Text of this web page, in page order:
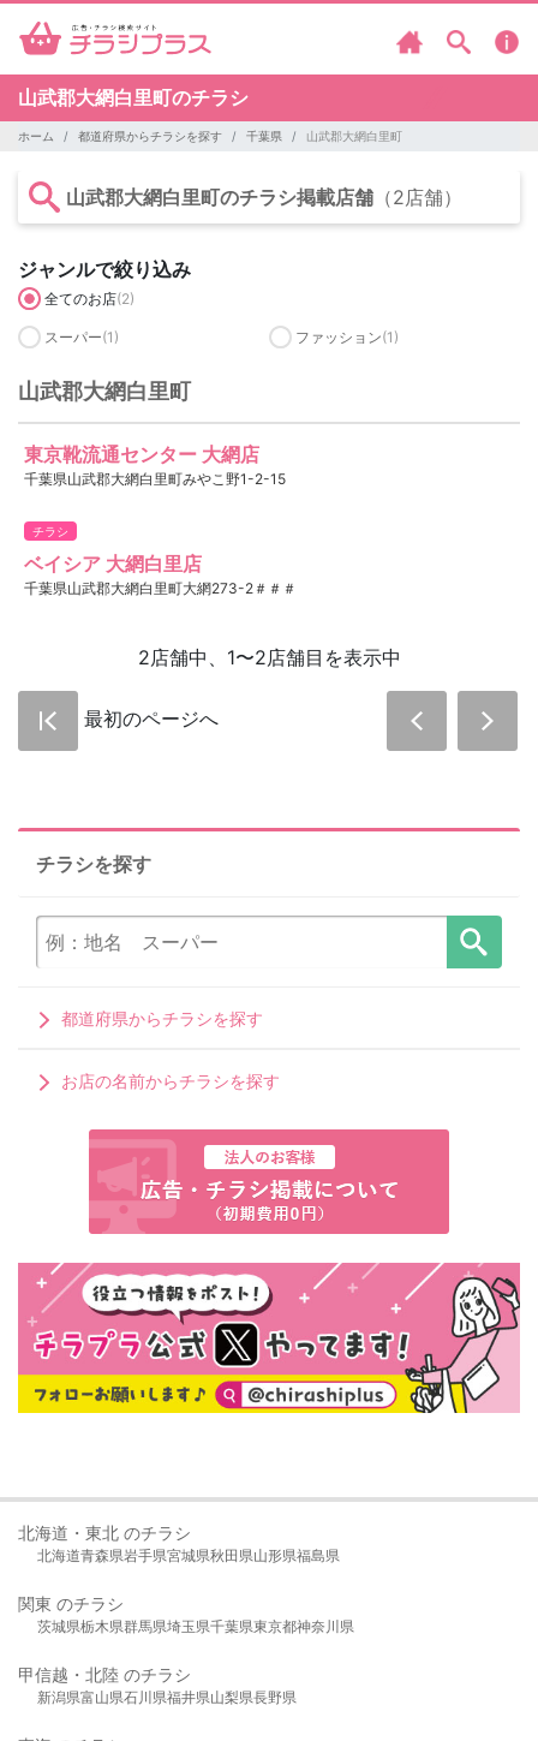
山武郡大網白里町のチラシ
ホーム 都道府県からチラシを探す 千葉県 山武郡大網白里町
山武郡大網白里町のチラシ掲載店舗 （2店舗）
ジャンルで絞り込み
全てのお店(2)
スーパー(1) ファッション(1)
山武郡大網白里町
東京靴流通センター 大網店
千葉県山武郡大網白里町みやこ野1-2-15
チラシ
ベイシア 大網白里店
千葉県山武郡大網白里町大網273-2＃＃＃
2店舗中、1〜2店舗目を表示中
最初のページへ
チラシを探す
都道府県からチラシを探す
お店の名前からチラシを探す
北海道・東北 のチラシ
北海道青森県岩手県宮城県秋田県山形県福島県
関東 のチラシ
茨城県栃木県群馬県埼玉県千葉県東京都神奈川県
甲信越・北陸 のチラシ
新潟県富山県石川県福井県山梨県長野県